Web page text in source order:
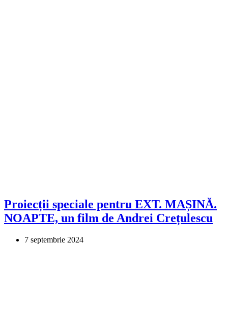
Proiecții speciale pentru EXT. MAȘINĂ.
NOAPTE, un film de Andrei Crețulescu
7 septembrie 2024